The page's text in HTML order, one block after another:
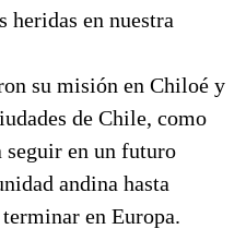
heridas en nuestra
su misión en Chiloé y
de Chile, como
en un futuro
andina hasta
en Europa.